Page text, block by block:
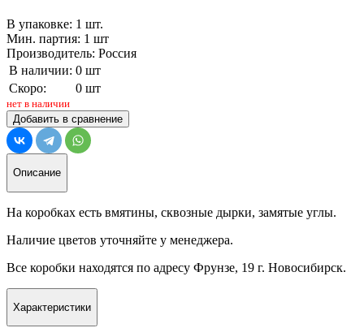
В упаковке: 1 шт.
Мин. партия: 1 шт
Производитель: Россия
В наличии: 0 шт
Скоро:
0 шт
нет в наличии
Добавить в сравнение
Описание
На коробках есть вмятины, сквозные дырки, замятые углы.
Наличие цветов уточняйте у менеджера.
Все коробки находятся по адресу Фрунзе, 19 г. Новосибирск.
Характеристики